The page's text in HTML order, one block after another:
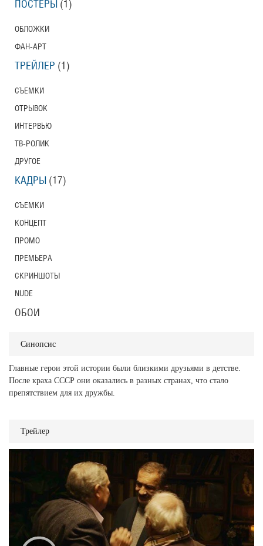
Синопсис
Главные герои этой истории были близкими друзьями в детстве.
После краха СССР они оказались в разных странах, что стало
препятствием для их дружбы.
Трейлер
ПОСТЕРЫ (1)
ОБЛОЖКИ
ФАН-АРТ
ТРЕЙЛЕР (1)
СЪЕМКИ
ОТРЫВОК
ИНТЕРВЬЮ
ТВ-РОЛИК
ДРУГОЕ
КАДРЫ (17)
СЪЕМКИ
КОНЦЕПТ
ПРОМО
ПРЕМЬЕРА
СКРИНШОТЫ
NUDE
ОБОИ